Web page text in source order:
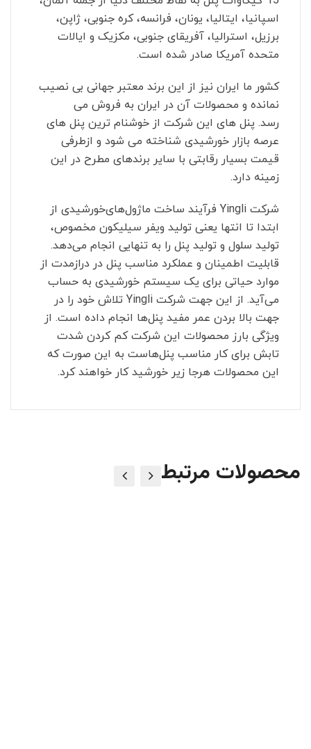
اسپانیا، ایتالیا، یونان، فرانسه، کره جنوبی، ژاپن،
برزیل، استرالیا، آفریقای جنوبی، مکزیک و ایالات
متحده آمریکا صادر شده است.
کشور ما ایران نیز از این برند معتبر جهانی بی نصیب
نمانده و محصولات آن در ایران به فروش می
رسد. پنل های این شرکت از خوشنام ترین پنل های
عرصه بازار خورشیدی شناخته می شود و ازطرفی
قیمت بسیار رقابتی با سایر برندهای مطرح در این
زمینه دارد.
شرکت Yingli فرآیند ساخت ماژول‌های‌خورشیدی از
ابتدا تا انتها یعنی تولید ویفر سیلیکون مخصوص،
تولید سلول و تولید پنل را به تنهایی انجام می‌دهد.
قابلیت اطمینان و عملکرد مناسب پنل در درازمدت از
موارد حیاتی برای یک سیستم خورشیدی به حساب
می‌آید. از این جهت شرکت Yingli تلاش خود را در
جهت بالا بردن عمر مفید پنل‌ها انجام داده است. از
ویژگی بارز محصولات این شرکت کم کردن شدت
تابش برای کار مناسب پنل‌هاست به این صورت که
این محصولات هرجا زیر خورشید کار خواهند کرد.
محصولات مرتبط